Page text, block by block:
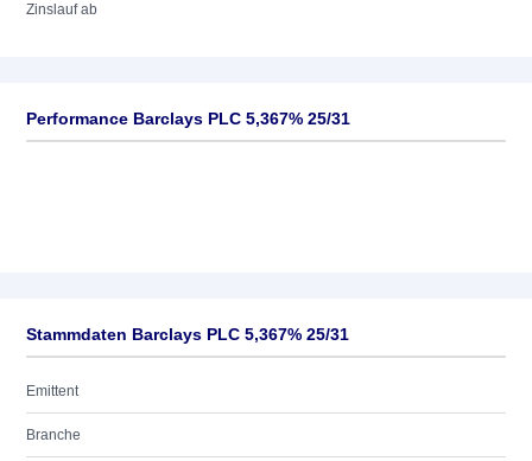
Zinslauf ab
Performance Barclays PLC 5,367% 25/31
Stammdaten Barclays PLC 5,367% 25/31
Emittent
Branche